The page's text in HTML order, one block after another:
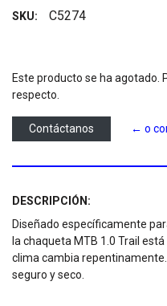
SKU: C5274
Este producto se ha agotado.
respecto.
Contáctanos ← o
DESCRIPCIÓN:
Diseñado específicamente
la chaqueta MTB 1.0 Trail
clima cambia
seguro y seco.